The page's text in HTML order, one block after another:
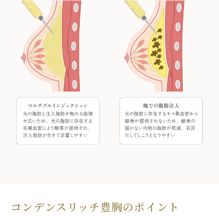
コンデンスリッチ豊胸のポイント